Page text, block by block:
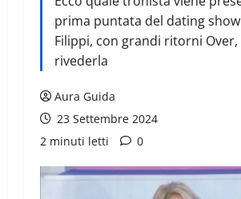
prima puntata del dating
Filippi, con grandi ritorni Over,
rivederla
Aura Guida
23 Settembre 2024
2 minuti letti
0